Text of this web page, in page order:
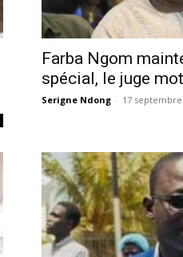
Farba Ngom
spécial, le juge
Serigne Ndong - 17 septembre